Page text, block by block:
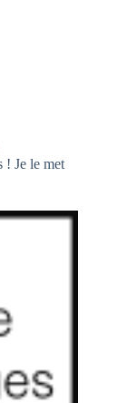
! Je le met